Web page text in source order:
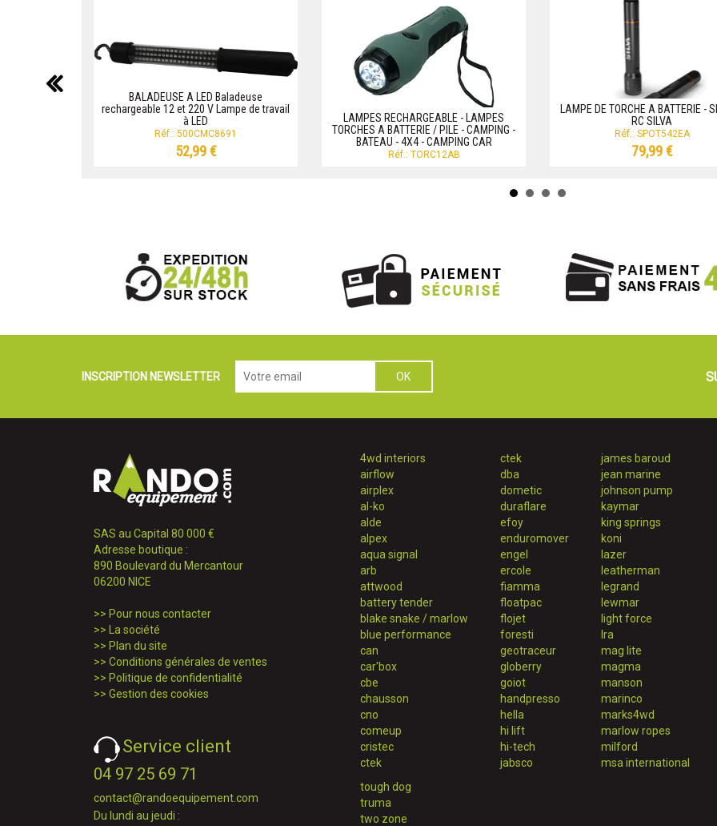
BALADEUSE A LED Baladeuse
rechargeable 12 et 220 V Lampe de travail
à LED
Réf.: 500CMC8691
52,99 €
LAMPES RECHARGEABLE - LAMPES
TORCHES A BATTERIE / PILE - CAMPING -
BATEAU - 4X4 - CAMPING CAR
Réf.: TORC12AB
LAMPE DE TORCHE A BATTERIE -
RC SILVA
Réf.: SPOT542EA
79,99 €
précédent
INSCRIPTION NEWSLETTER
SAS au Capital 80 000 €
Adresse boutique :
890 Boulevard du Mercantour
06200 NICE
>> Pour nous contacter
>>
La société
>> Plan du site
>> Conditions générales de ventes
>> Politique de confidentialité
>> Gestion des cookies
Service client
04 97 25 69 71
contact@randoequipement.com
Du lundi au jeudi :
4wd interiors
airflow
airplex
al-ko
alde
alpex
aqua signal
arb
attwood
battery tender
blake snake / marlow
blue performance
can
car'box
cbe
chausson
cno
comeup
cristec
ctek
ctek
dba
dometic
duraflare
efoy
enduromover
engel
ercole
fiamma
floatpac
flojet
foresti
geotraceur
globerry
goiot
handpresso
hella
hi lift
hi-tech
jabsco
james baroud
jean marine
johnson pump
kaymar
king springs
koni
lazer
leatherman
legrand
lewmar
light force
lra
mag lite
magma
manson
marinco
marks4wd
marlow ropes
milford
msa international
tough dog
truma
two zone